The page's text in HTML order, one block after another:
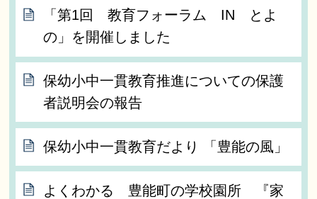
「第1回 教育フォーラム IN とよ
の」を開催しました
保幼小中一貫教育推進についての保護
者説明会の報告
保幼小中一貫教育だより 「豊能の風」
よくわかる 豊能町の学校園所 『家